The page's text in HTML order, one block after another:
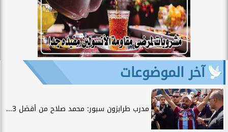
آخر الموضوعات
مدرب طرابزون سبور: محمد صلاح من أفضل 3...